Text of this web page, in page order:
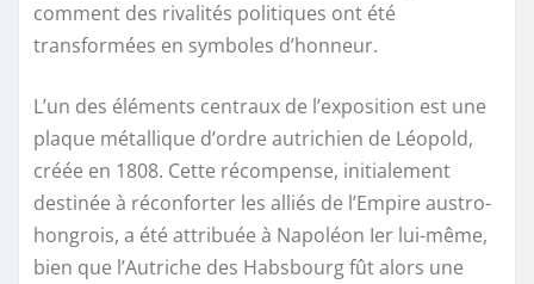
comment des rivalités politiques ont été
transformées en symboles d’honneur.
L’un des éléments centraux de l’exposition est une
plaque métallique d’ordre autrichien de Léopold,
créée en 1808. Cette récompense, initialement
destinée à réconforter les alliés de l’Empire austro-
hongrois, a été attribuée à Napoléon Ier lui-même,
bien que l’Autriche des Habsbourg fût alors une